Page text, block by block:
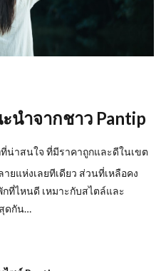
นำจากชาว Pantip
น่าสนใจ ที่มีราคาถูกและดีในเขต
ยแห่งเลยทีเดียว ส่วนที่เหลือคง
ที่ไหนดี เหมาะกับสไตล์และ
ดกัน…